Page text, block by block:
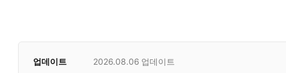
업데이트 2026.08.06 업데이트